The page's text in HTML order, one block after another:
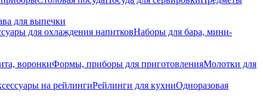
для выпечки
для охлаждения напитковНаборы для бара, мини-
воронкиФормы, приборы для приготовленияМолотки для
на рейлингиРейлинги для кухниОдноразовая